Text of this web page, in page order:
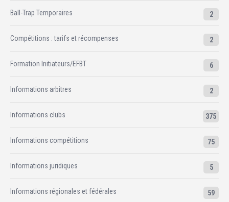
Ball-Trap Temporaires 2
Compétitions : tarifs et récompenses 2
Formation Initiateurs/EFBT 6
Informations arbitres 2
Informations clubs 375
Informations compétitions 75
Informations juridiques 5
Informations régionales et fédérales 59